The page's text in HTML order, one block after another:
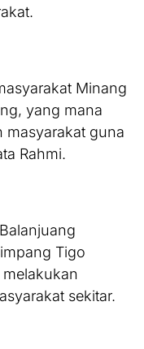
Minang
yang mana
masyarakat guna
Rahmi.
Tigo
sekitar.